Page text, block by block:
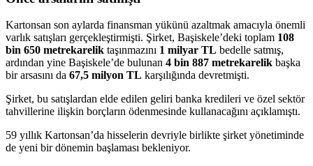
Kartonsan son aylarda finansman yükünü azaltmak amacıyla önemli
varlık satışları gerçekleştirmişti. Şirket, Başiskele’deki toplam 108
bin 650 metrekarelik taşınmazını 1 milyar TL bedelle satmış,
ardından yine Başiskele’de bulunan 4 bin 887 metrekarelik başka
bir arsasını da 67,5 milyon TL karşılığında devretmişti.
Şirket, bu satışlardan elde edilen geliri banka kredileri ve özel sektör
tahvillerine ilişkin borçların ödenmesinde kullanacağını açıklamıştı.
59 yıllık Kartonsan’da hisselerin devriyle birlikte şirket yönetiminde
de yeni bir dönemin başlaması bekleniyor.